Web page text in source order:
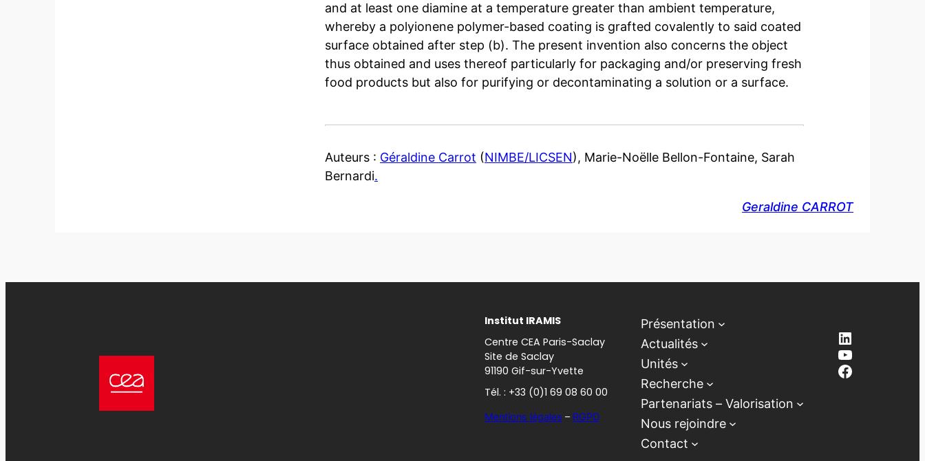
and at least one diamine at a temperature greater than ambient temperature,
whereby a polyionene polymer-based coating is grafted covalently to said coated
surface obtained after step (b). The present invention also concerns the object
thus obtained and uses thereof particularly for packaging and/or preserving fresh
food products but also for purifying or decontaminating a solution or a surface.
Auteurs : Géraldine Carrot (NIMBE/LICSEN), Marie-Noëlle Bellon-Fontaine, Sarah
Bernardi.
Geraldine CARROT
Institut IRAMIS
Centre CEA Paris-Saclay
Site de Saclay
91190 Gif-sur-Yvette
Tél. : +33 (0)1 69 08 60 00
Mentions légales – RGPD
Présentation
Actualités
Unités
Recherche
Partenariats – Valorisation
Nous rejoindre
Contact
LinkedIn
YouTube
Facebook